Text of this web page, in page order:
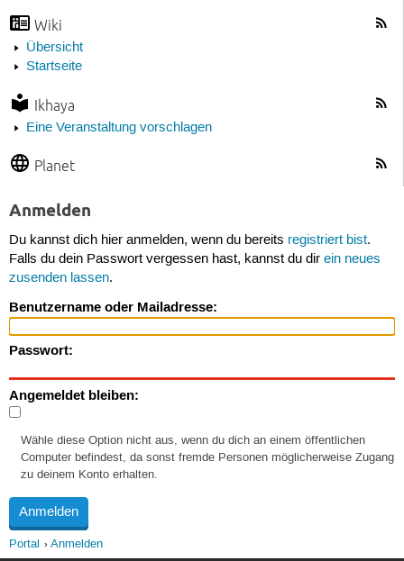
Wiki
Übersicht
Startseite
Ikhaya
Eine Veranstaltung vorschlagen
Planet
Anmelden
Du kannst dich hier anmelden, wenn du bereits registriert bist.
Falls du dein Passwort vergessen hast, kannst du dir ein neues
zusenden lassen.
Benutzername oder Mailadresse:
Passwort:
Angemeldet bleiben:
Wähle diese Option nicht aus, wenn du dich an einem öffentlichen
Computer befindest, da sonst fremde Personen möglicherweise Zugang
zu deinem Konto erhalten.
Portal Anmelden